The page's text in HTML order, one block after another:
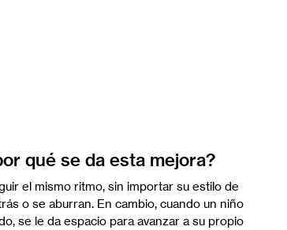
qué se da esta mejora?
el mismo ritmo, sin importar su estilo de
o se aburran. En cambio, cuando un niño
se le da espacio para avanzar a su propio